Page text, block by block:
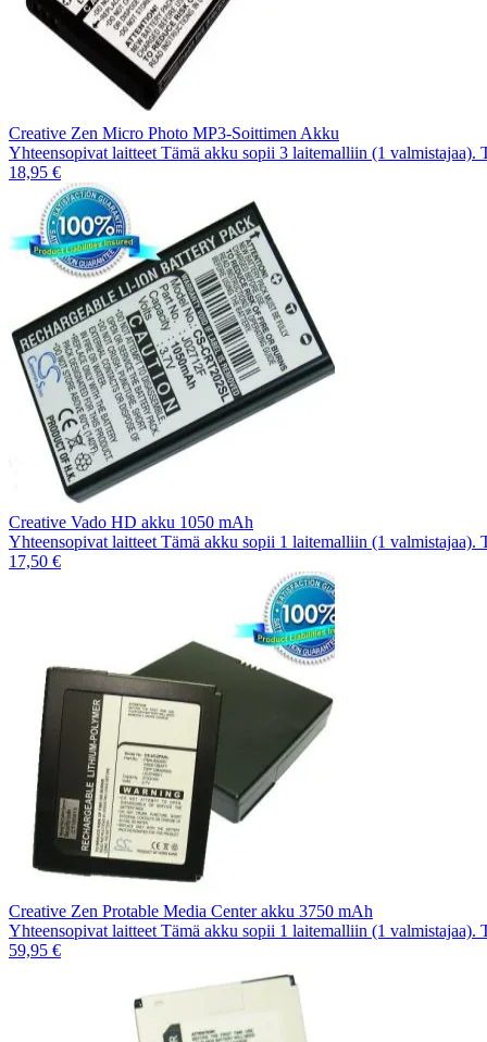
Creative Zen Micro Photo MP3-Soittimen Akku
Yhteensopivat laitteet Tämä akku sopii 3 laitemalliin (1 valmistajaa).
18,95 €
Creative Vado HD akku 1050 mAh
Yhteensopivat laitteet Tämä akku sopii 1 laitemalliin (1 valmistajaa).
17,50 €
Creative Zen Protable Media Center akku 3750 mAh
Yhteensopivat laitteet Tämä akku sopii 1 laitemalliin (1 valmistajaa).
59,95 €